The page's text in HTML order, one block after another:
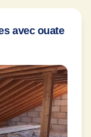
avec ouate